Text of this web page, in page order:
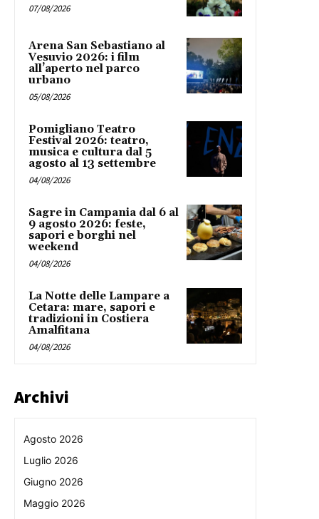
07/08/2026
Arena San Sebastiano al
Vesuvio 2026: i film
all’aperto nel parco
urbano
05/08/2026
Pomigliano Teatro
Festival 2026: teatro,
musica e cultura dal 5
agosto al 13 settembre
04/08/2026
Sagre in Campania dal 6 al
9 agosto 2026: feste,
sapori e borghi nel
weekend
04/08/2026
La Notte delle Lampare a
Cetara: mare, sapori e
tradizioni in Costiera
Amalfitana
04/08/2026
Archivi
Agosto 2026
Luglio 2026
Giugno 2026
Maggio 2026